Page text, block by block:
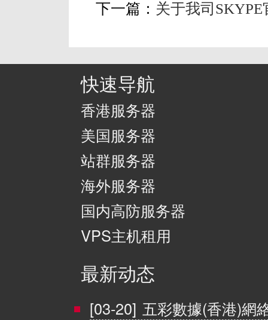
下一篇： 关于我司
快速导航
香港服务器
美国服务器
站群服务器
海外服务器
国内高防服务器
VPS主机租用
最新动态
[03-20] 五彩數據(香港)網